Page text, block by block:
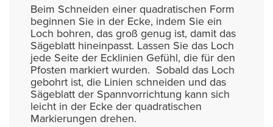
Beim Schneiden einer quadratischen Form
beginnen Sie in der Ecke, indem Sie ein
Loch bohren, das groß genug ist, damit das
Sägeblatt hineinpasst. Lassen Sie das Loch
jede Seite der Ecklinien Gefühl, die für den
Pfosten markiert wurden. Sobald das Loch
gebohrt ist, die Linien schneiden und das
Sägeblatt der Spannvorrichtung kann sich
leicht in der Ecke der quadratischen
Markierungen drehen.